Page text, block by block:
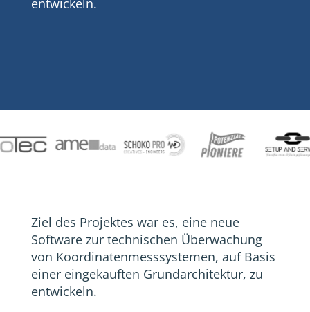
Ziel des Projektes war es, eine neue
Software zur technischen Überwachung
von Koordinatenmesssystemen, auf Basis
einer eingekauften Grundarchitektur, zu
entwickeln.